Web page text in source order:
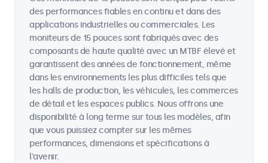
des performances fiables en continu et dans des
applications industrielles ou commerciales. Les
moniteurs de 15 pouces sont fabriqués avec des
composants de haute qualité avec un MTBF élevé et
garantissent des années de fonctionnement, même
dans les environnements les plus difficiles tels que
les halls de production, les véhicules, les commerces
de détail et les espaces publics. Nous offrons une
disponibilité à long terme sur tous les modèles, afin
que vous puissiez compter sur les mêmes
performances, dimensions et spécifications à
l'avenir.